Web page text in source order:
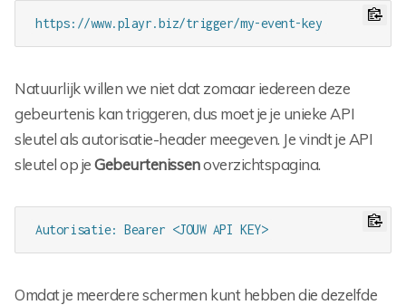
https://www.playr.biz/trigger/my-event-key
Natuurlijk willen we niet dat zomaar iedereen deze
gebeurtenis kan triggeren, dus moet je je unieke API
sleutel als autorisatie-header meegeven. Je vindt je API
sleutel op jeGebeurtenissenoverzichtspagina.
Autorisatie: Bearer <JOUW API KEY>
Omdat je meerdere schermen kunt hebben die dezelfde